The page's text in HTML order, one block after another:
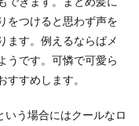
結婚式に持って行く
れるのか
式やパーティーなど、フ
できます。まとめ髪に
をつけると思わず声を
ます。例えるならばメ
うです。可憐で可愛ら
すすめします。
う場合にはクールなロ